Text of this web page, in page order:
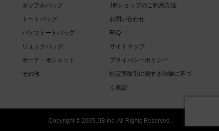
ダッフルバッグ
トートバッグ
バケツトートバッグ
リュックバッグ
ポーチ・ポシェット
その他
JIBショップのご利用方法
お問い合わせ
FAQ
サイトマップ
プライバシーポリシー
特定商取引に関する法律に基づ
く表記
Copyright © 2005 JIB Inc. All Rights Reserved.